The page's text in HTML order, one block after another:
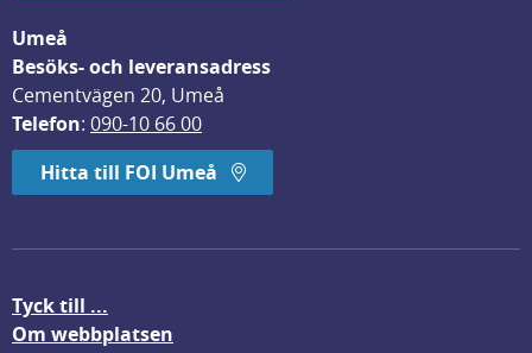
Umeå
Besöks- och leveransadress
Cementvägen 20, Umeå
Telefon: 090-10 66 00
Hitta till FOI Umeå
Tyck till ...
Om webbplatsen